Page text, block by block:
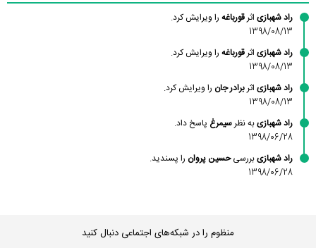
راد شهبازی اثرقورباغه را ویرایش کرد.
1398/08/13
راد شهبازی اثرقورباغه را ویرایش کرد.
1398/08/13
راد شهبازی اثربرادر جان را ویرایش کرد.
1398/08/13
راد شهبازیبه نظرسیمرغ پاسخ داد.
1398/06/28
راد شهبازیبررسیحسین پروان را پسندید.
1398/06/28
منظوم را در شبکه‌های اجتماعی دنبال کنید